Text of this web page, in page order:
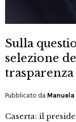
Sulla
selezione
trasparenza
Pubblicato da
Caserta: il